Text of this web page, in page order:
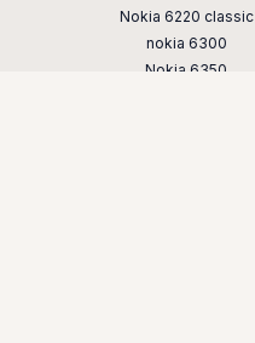
Nokia 6220 classic
nokia 6300
Nokia 6350